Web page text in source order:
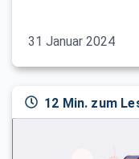
31 Januar 2024
12 Min. zum